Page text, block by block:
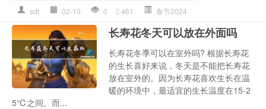
sdt 02-10 0 461 春节2024
长寿花冬天可以放在外面吗
长寿花冬季可以在室外吗? 根据长寿花
的生长喜好来说，冬天是不能把长寿花
放在室外的。因为长寿花喜欢生长在温
暖的环境中，最适宜的生长温度在15-2
5℃之间。而...